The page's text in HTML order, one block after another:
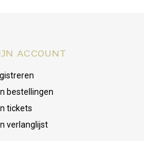
ACCOUNT
bestellingen
tickets
verlanglijst